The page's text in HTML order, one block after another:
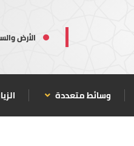
الأرض
وسائط متعددة